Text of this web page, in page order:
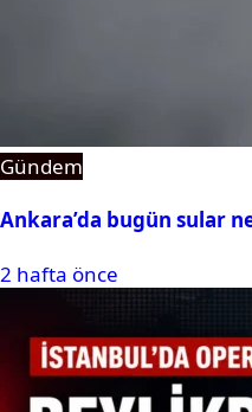
Gündem
Ankara’da bugün sular
2 hafta önce